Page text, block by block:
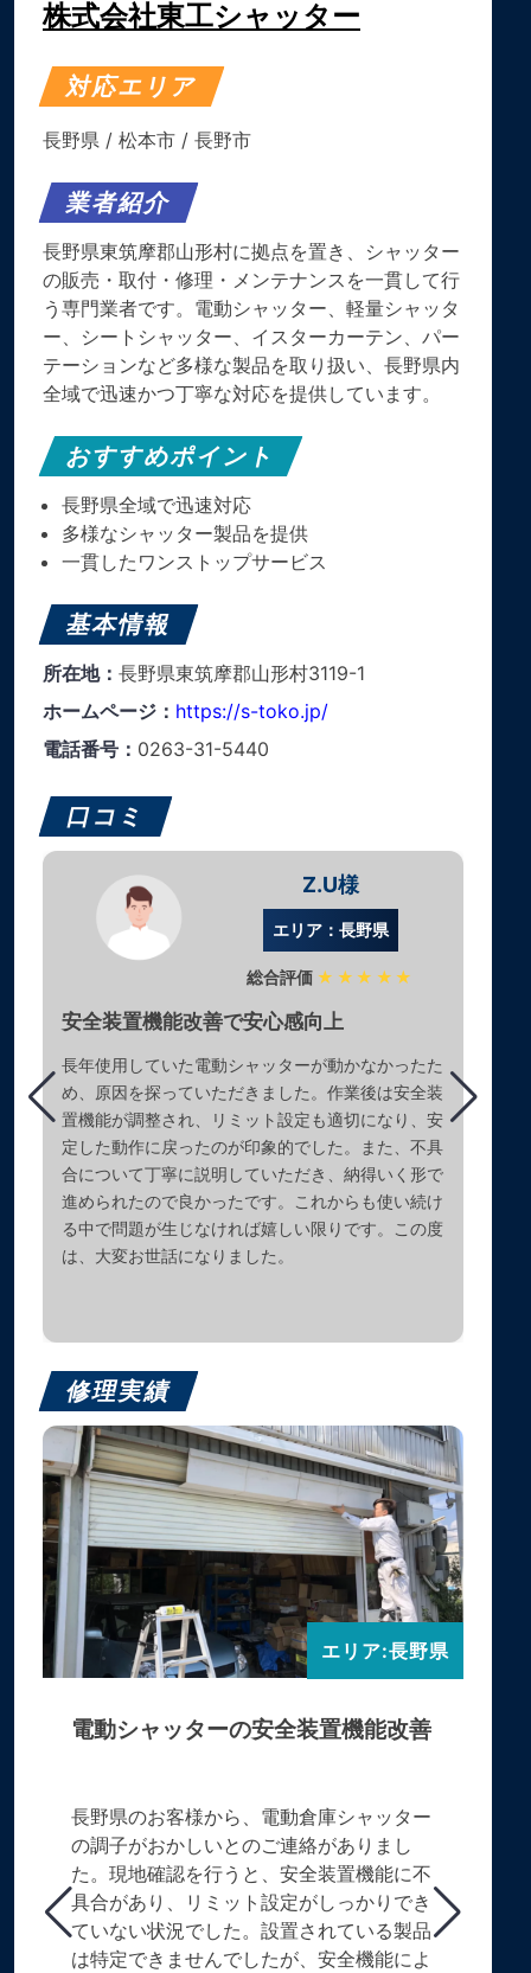
株式会社東工シャッター
対応エリア
長野県 / 松本市 / 長野市
業者紹介
長野県東筑摩郡山形村に拠点を置き、シャッター
の販売・取付・修理・メンテナンスを一貫して行
う専門業者です。電動シャッター、軽量シャッタ
ー、シートシャッター、イスターカーテン、パー
テーションなど多様な製品を取り扱い、長野県内
全域で迅速かつ丁寧な対応を提供しています。
おすすめポイント
長野県全域で迅速対応
多様なシャッター製品を提供
一貫したワンストップサービス
基本情報
所在地： 長野県東筑摩郡山形村3119-1
ホームページ： https://s-toko.jp/
電話番号： 0263-31-5440
口コミ
Z.U様
エリア：長野県
総合評価 ★★★★★
安全装置機能改善で安心感向上
長年使用していた電動シャッターが動かなかったた
め、原因を探っていただきました。作業後は安全装
置機能が調整され、リミット設定も適切になり、安
定した動作に戻ったのが印象的でした。また、不具
合について丁寧に説明していただき、納得いく形で
進められたので良かったです。これからも使い続け
る中で問題が生じなければ嬉しい限りです。この度
は、大変お世話になりました。
修理実績
エリア:長野県
電動シャッターの安全装置機能改善
長野県のお客様から、電動倉庫シャッター
の調子がおかしいとのご連絡がありまし
た。現地確認を行うと、安全装置機能に不
具合があり、リミット設定がしっかりでき
ていない状況でした。設置されている製品
は特定できませんでしたが、安全機能によ